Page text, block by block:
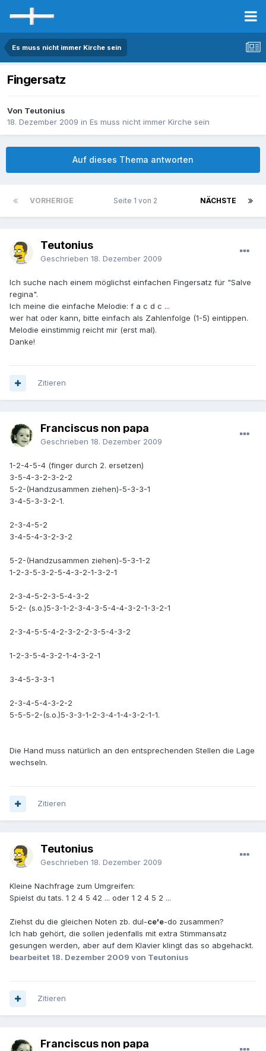
Es muss nicht immer Kirche sein
Fingersatz
Von Teutonius
18. Dezember 2009 in Es muss nicht immer Kirche sein
Auf dieses Thema antworten
VORHERIGE NÄCHSTE
Seite 1 von 2
Teutonius
Geschrieben 18. Dezember 2009
Ich suche nach einem möglichst einfachen Fingersatz für "Salve
regina".
Ich meine die einfache Melodie: f a c d c ...
wer hat oder kann, bitte einfach als Zahlenfolge (1-5) eintippen.
Melodie einstimmig reicht mir (erst mal).
Danke!
Zitieren
Franciscus non papa
Geschrieben 18. Dezember 2009
1-2-4-5-4 (finger durch 2. ersetzen)
3-5-4-3-2-3-2-2
5-2-(Handzusammen ziehen)-5-3-3-1
3-4-5-3-3-2-1.
2-3-4-5-2
3-4-5-4-3-2-3-2
5-2-(Handzusammen ziehen)-5-3-1-2
1-2-3-5-3-2-5-4-3-2-1-3-2-1
2-3-4-5-2-3-5-4-3-2
5-2- (s.o.)5-3-1-2-3-4-3-5-4-4-3-2-1-3-2-1
2-3-4-5-5-4-2-3-2-2-3-5-4-3-2
1-2-3-5-4-3-2-1-4-3-2-1
3-4-5-3-3-1
2-3-4-5-4-3-2-2
5-5-5-2-(s.o.)5-3-3-1-2-3-4-1-4-3-2-1-1.
Die Hand muss natürlich an den entsprechenden Stellen die Lage
wechseln.
Zitieren
Teutonius
Geschrieben 18. Dezember 2009
Kleine Nachfrage zum Umgreifen:
Spielst du tats. 1 2 4 5 42 ... oder 1 2 4 5 2 ...
Ziehst du die gleichen Noten zb. dul-ce'e-do zusammen?
Ich hab gehört, die sollen jedenfalls mit extra Stimmansatz
gesungen werden, aber auf dem Klavier klingt das so abgehackt.
bearbeitet 18. Dezember 2009 von Teutonius
Zitieren
Franciscus non papa